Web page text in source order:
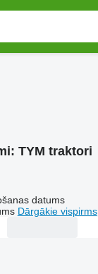
TYM traktori
datums
Dārgākie vispirms